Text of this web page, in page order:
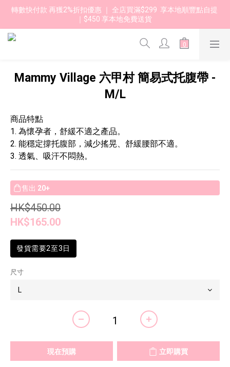
轉數快付款 再獲2%折扣優惠 ｜ 全店買滿$299  享本地順豐點自提
｜$450 享本地免費送貨
Mammy Village 六甲村 簡易式托腹帶 -
M/L
商品特點
1. 為懷孕者，舒緩不適之產品。
2. 能穩定撐托腹部，減少搖晃、舒緩腰部不適。
3. 透氣、吸汗不悶熱。
售出 20+
HK$450.00
HK$165.00
發貨需要2至3日
尺寸
現在預購 立即購買